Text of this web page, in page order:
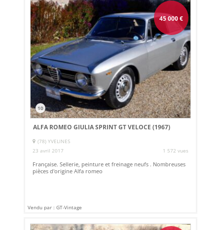
45 000€
10
ALFA ROMEO GIULIA SPRINT GT VELOCE (1967)
(78) YVELINES
23 avril 2017
1 572 vues
Française. Sellerie, peinture et freinage neufs . Nombreuses
pièces d'origine Alfa romeo
Vendu par : GT-Vintage